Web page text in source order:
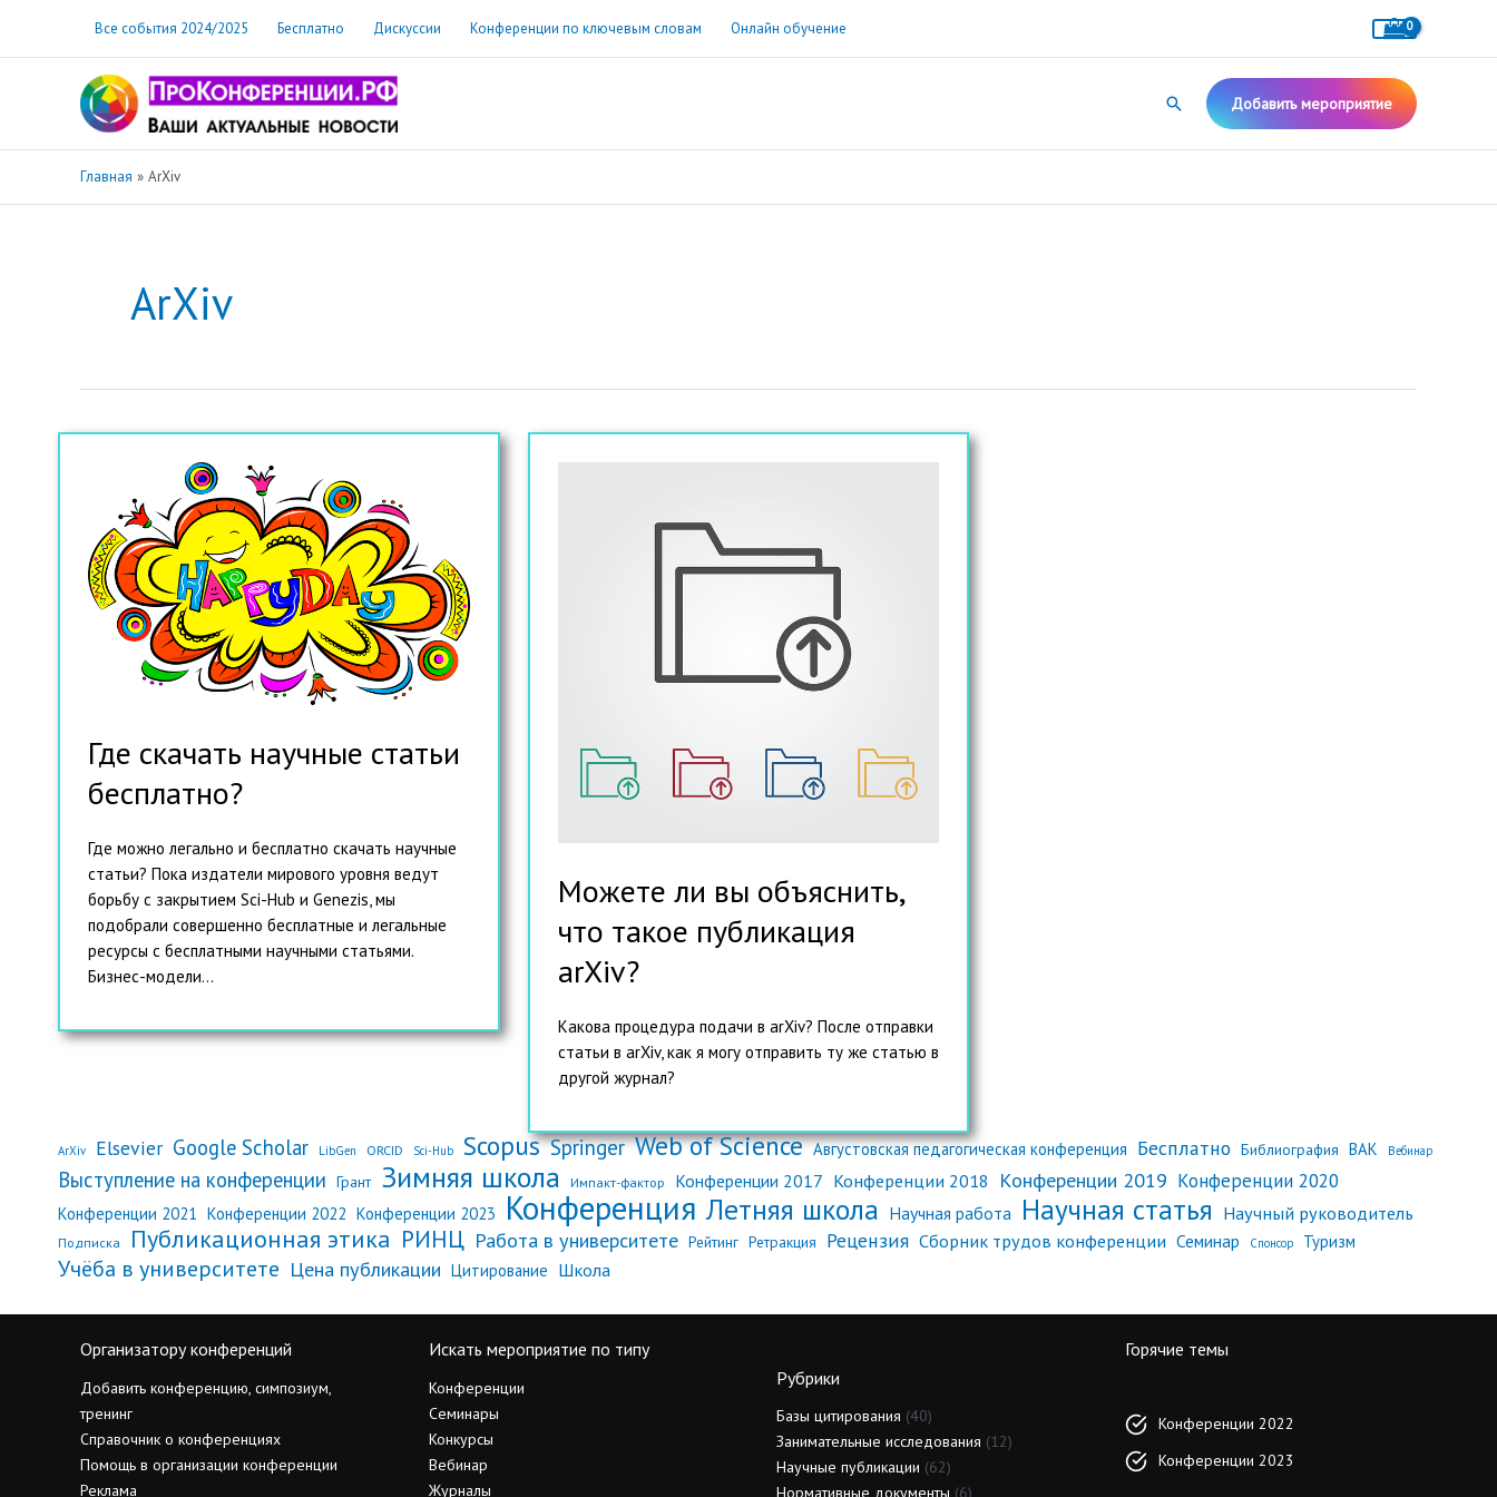
содержимому
Все события 2024/2025 Бесплатно Дискуссии Конференции по ключевым словам Онлайн обучение
Поиск Добавить мероприятие
Главная ArXiv
ArXiv
Где скачать научные статьи
бесплатно?
Где можно легально и бесплатно скачать научные
статьи? Пока издатели мирового уровня ведут
борьбу с закрытием Sci-Hub и Genezis, мы
подобрали совершенно бесплатные и легальные
ресурсы с бесплатными научными статьями.
Бизнес-модели...
Можете ли вы объяснить,
что такое публикация
arXiv?
Какова процедура подачи в arXiv? После отправки
статьи в arXiv, как я могу отправить ту же статью в
другой журнал?
ArXiv Elsevier Google Scholar LibGen ORCID Sci-Hub Scopus Springer Web of Science Августовская педагогическая конференция Бесплатно Библиография ВАК Вебинар
Выступление на конференции Грант Зимняя школа Импакт-фактор Конференции 2017 Конференции 2018 Конференции 2019 Конференции 2020
Конференции 2021 Конференции 2022 Конференции 2023 Конференция Летняя школа Научная работа Научная статья Научный руководитель
Подписка Публикационная этика РИНЦ Работа в университете Рейтинг Ретракция Рецензия Сборник трудов конференции Семинар Спонсор Туризм
Учёба в университете Цена публикации Цитирование Школа
Организатору конференций
Добавить конференцию, симпозиум,
тренинг
Справочник о конференциях
Помощь в организации конференции
Реклама
Искать мероприятие по типу
Конференции
Семинары
Конкурсы
Вебинар
Журналы
Рубрики
Базы цитирования (40)
Занимательные исследования (12)
Научные публикации (62)
Нормативные документы (6)
Горячие темы
Конференции 2022
Конференции 2023